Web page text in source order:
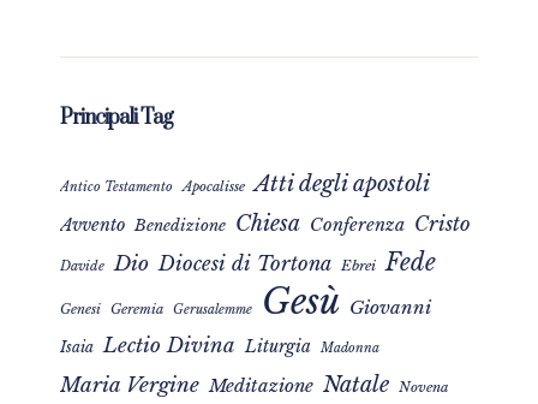
Principali Tag
Antico Testamento Apocalisse Atti degli apostoli
Avvento Benedizione Chiesa Conferenza Cristo
Davide Dio Diocesi di Tortona Ebrei Fede
Genesi Geremia Gerusalemme Gesù Giovanni
Isaia Lectio Divina Liturgia Madonna
Maria Vergine Meditazione Natale Novena